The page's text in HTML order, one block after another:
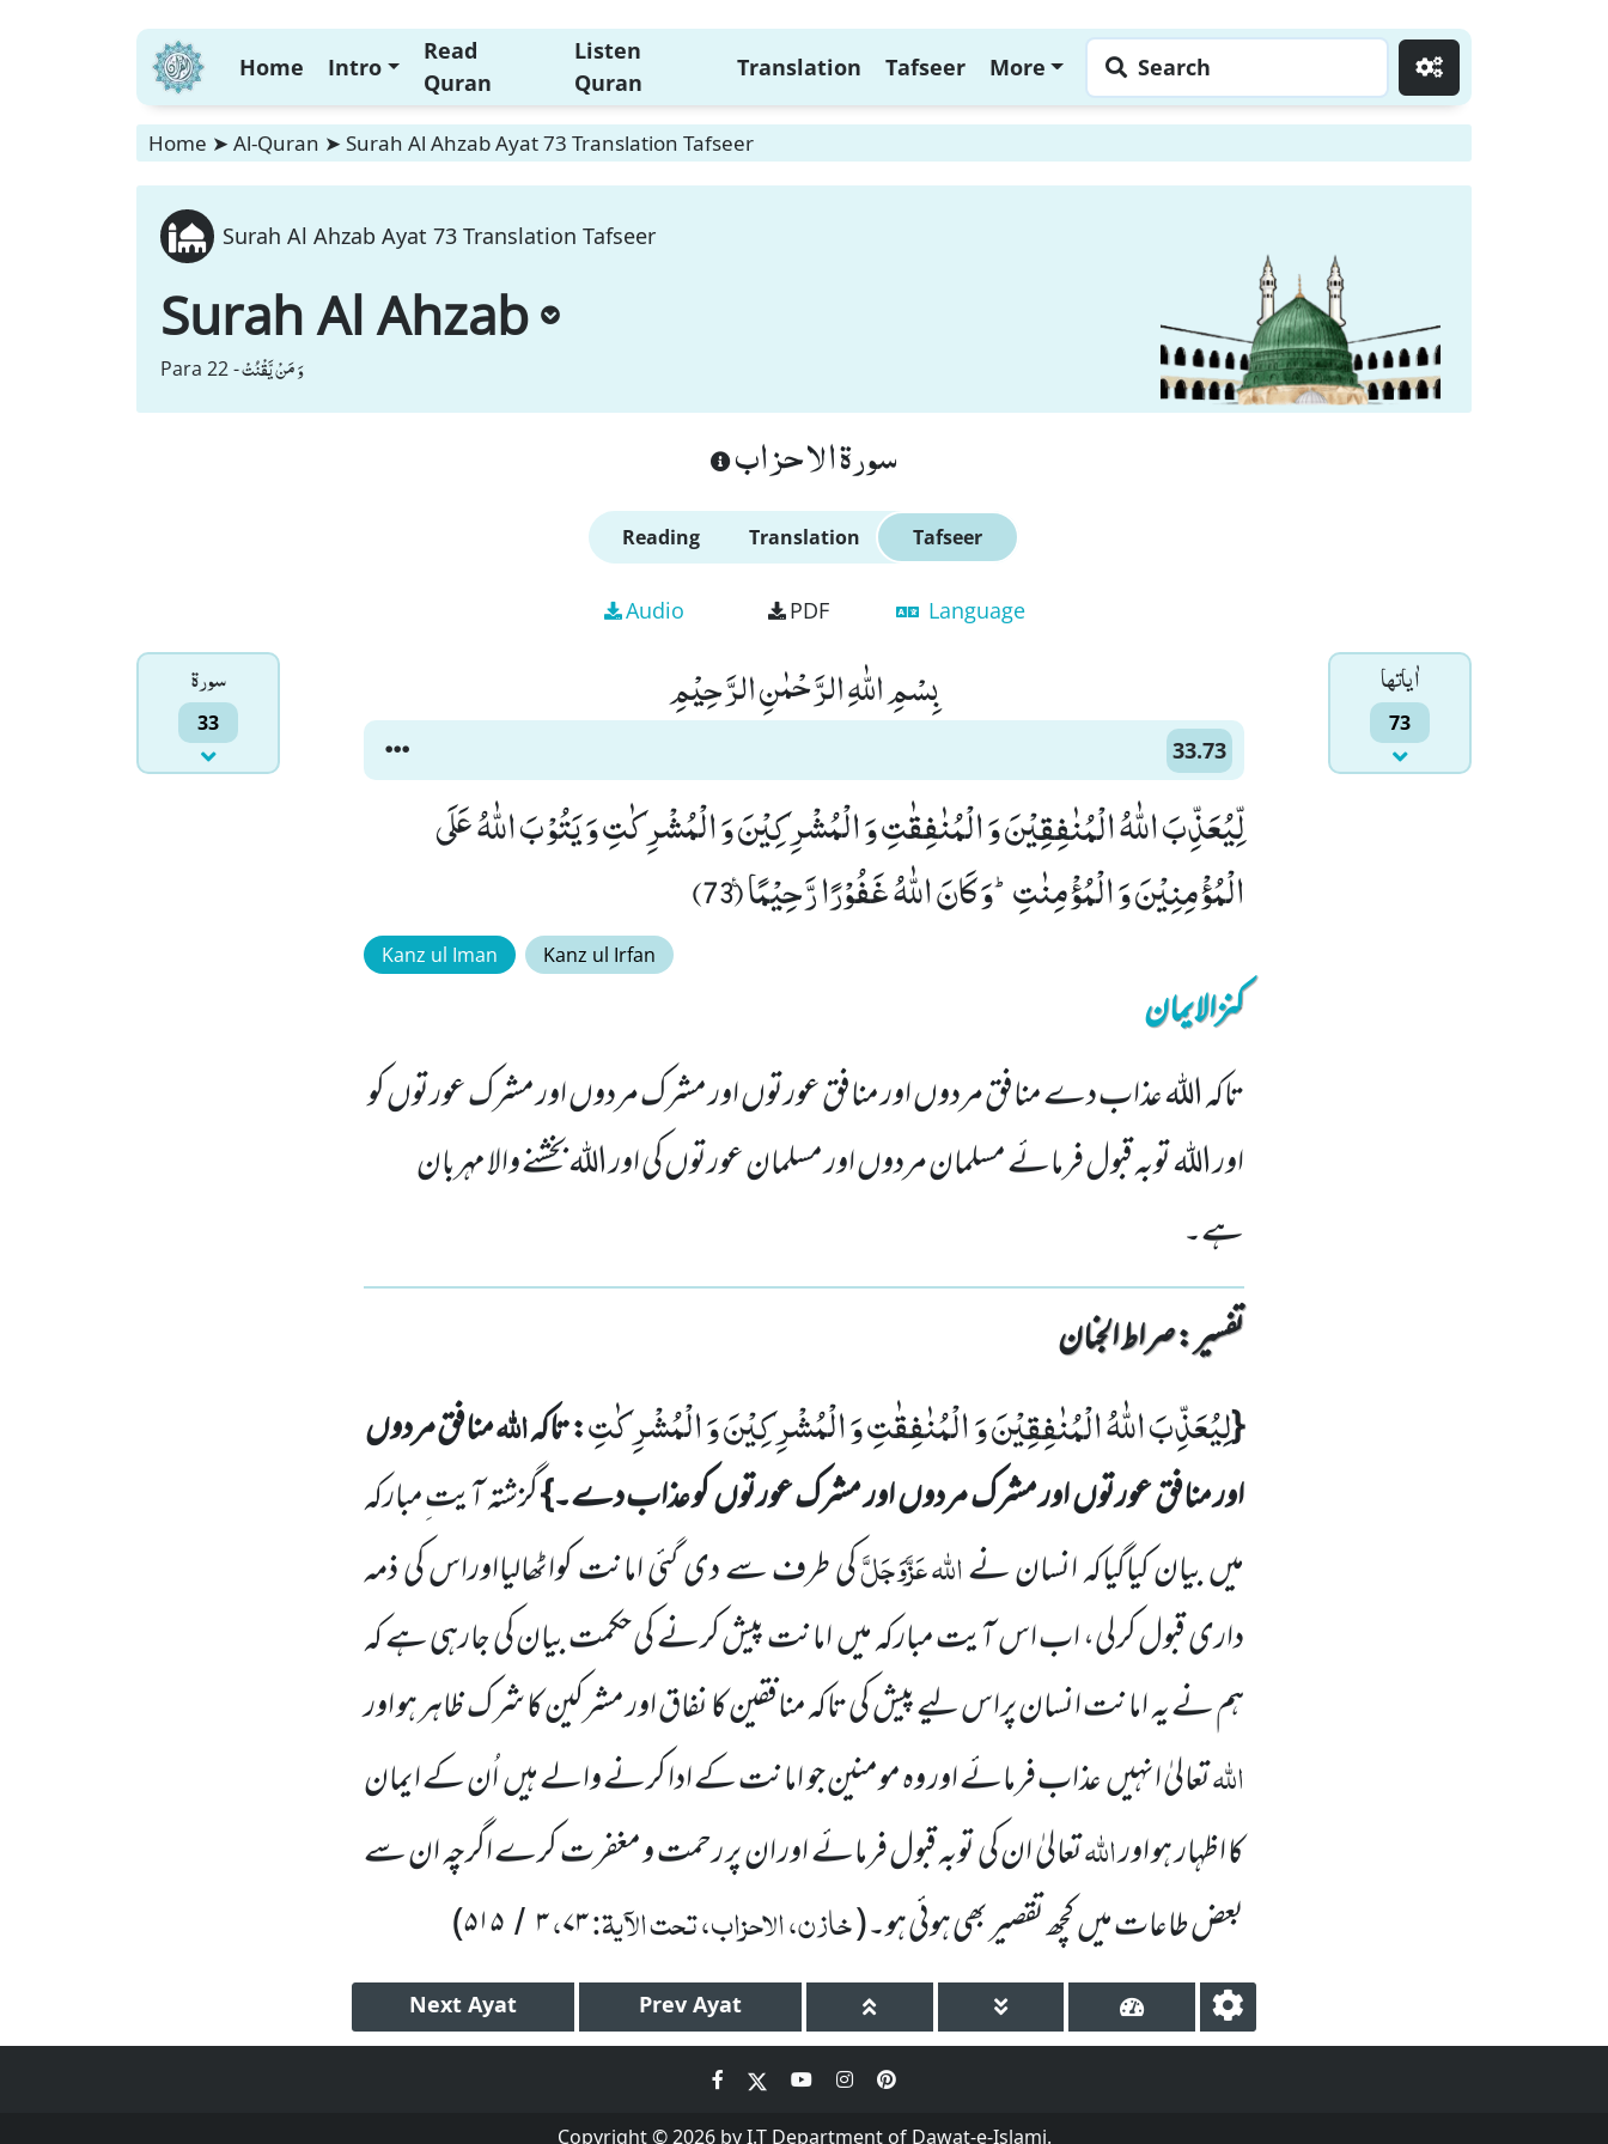
Home Intro
Read
Quran
Listen
Quran
Translation Tafseer More Search
Home ➤ Al-Quran ➤ Surah Al Ahzab Ayat 73 Translation Tafseer
Surah Al Ahzab Ayat 73 Translation Tafseer
Surah Al Ahzab
Para 22 -وَ مَنْ یَّقْنُتْ
سورة الاحزاب
Reading Translation Tafseer
Audio PDF Language
سورۃ
33
اٰياتها
73
بِسْمِ اللّٰهِ الرَّحْمٰنِ الرَّحِیْمِ
33.73
لِّیُعَذِّبَ اللّٰهُ الْمُنٰفِقِیْنَ وَ الْمُنٰفِقٰتِ وَ الْمُشْرِكِیْنَ وَ الْمُشْرِكٰتِ وَ یَتُوْبَ اللّٰهُ عَلَى
الْمُؤْمِنِیْنَ وَ الْمُؤْمِنٰتِؕ-وَ كَانَ اللّٰهُ غَفُوْرًا رَّحِیْمًا۠ (73)
Kanz ul Iman Kanz ul Irfan
کنزالایمان
تاکہ اللہ عذاب دے منافق مردوں اور منافق عورتوں اور مشرک مردوں اور مشرک عورتوں کو
اور اللہ توبہ قبول فرمائے مسلمان مردوں اور مسلمان عورتوں کی اور اللہ بخشنے والا مہربان
ہے۔
تفسیر : ‎صراط الجنان
{لِیُعَذِّبَ اللّٰهُ الْمُنٰفِقِیْنَ وَ الْمُنٰفِقٰتِ وَ الْمُشْرِكِیْنَ وَ الْمُشْرِكٰتِ: تاکہاللہمنافق مردوں
اور منافق عورتوںاور مشرک مردوںاورمشرک عورتوںکو عذاب دے۔}گزشتہ آیت ِمبارکہ
میں بیان کیاگیاکہ انسان نےاللہعَزَّوَجَلَّکی طرف سے دی گئی امانت کواٹھالیااوراس کی ذمہ
داری قبول کرلی، اب اس آیت مبارکہ میںامانت پیش کرنے کی حکمتبیان کی جارہی ہے کہ
ہم نے یہ امانت انسان پراس لیے پیش کیتاکہ منافقین کا نفاق اور مشرکین کا شرک ظاہر ہو اور
اللہتعالیٰ انہیںعذاب فرمائے اور وہ مومنین جو امانت کے ادا کرنے والے ہیںاُن کے ایمان
کا اظہار ہو اوراللہتعالیٰ ان کی توبہ قبول فرمائے اور ان پر رحمت و مغفرت کرے اگرچہ ان سے
بعض طاعات میںکچھ تقصیر بھی ہوئی ہو۔(خازن، الاحزاب، تحت الآیۃ:۷۳،۳ / ۵۱۵)
Next Ayat Prev Ayat
Copyright © 2026 by I.T Department of Dawat-e-Islami.